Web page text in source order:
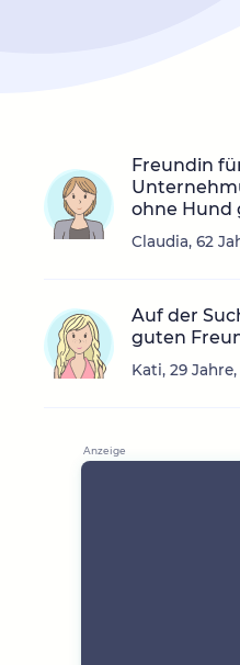
Freundin
ohne Hund
Claudia, 62
Auf der
guten
Kati, 29